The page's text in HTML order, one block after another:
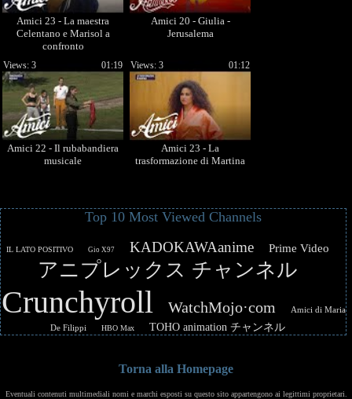
Amici 23 - La maestra
Celentano e Marisol a
confronto
Amici 20 - Giulia -
Jerusalema
Amici 22 - Il rubabandiera
musicale
01:19
Views: 3
Amici 23 - La
trasformazione di Martina
01:12
Views: 3
Top 10 Most Viewed Channels
IL LATO POSITIVO Gio X97 KADOKAWAanime Prime Video
アニプレックス チャンネル
Crunchyroll WatchMojo·com
Amici di Maria
De Filippi
HBO Max TOHO animation チャンネル
Torna alla Homepage
Eventuali contenuti multimediali nomi e marchi esposti su questo sito appartengono ai legittimi proprietari.